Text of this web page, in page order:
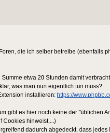
die ich selber betreibe (ebenfalls
etwa 20 Stunden damit
was man nun eigentlich tun muss?
installieren: https://
gibt es hier noch keine der "üblichen
Cookies hinweist,...)
dadurch abgedeckt, dass